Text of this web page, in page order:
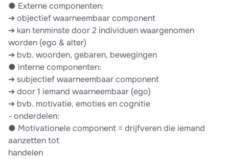
● Externe componenten:
➔ objectief waarneembaar component
➔ kan tenminste door 2 individuen waargenomen
worden (ego & alter)
➔ bvb. woorden, gebaren, bewegingen
● interne componenten:
➔ subjectief waarneembaar component
➔ door 1 iemand waarneembaar (ego)
➔ bvb. motivatie, emoties en cognitie
- onderdelen:
● Motivationele component = drijfveren die iemand
aanzetten tot
handelen